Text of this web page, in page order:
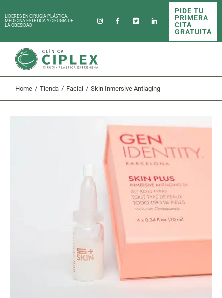
to
theLÍDERES EN CIRUGÍA PLÁSTICA,
MEDICINA ESTÉTICA Y CIRUGÍA DE
LA OBESIDAD
PIDE TU
PRIMERA
CITA
GRATUITA
Home Tienda Facial Skin Inmersive Antiaging